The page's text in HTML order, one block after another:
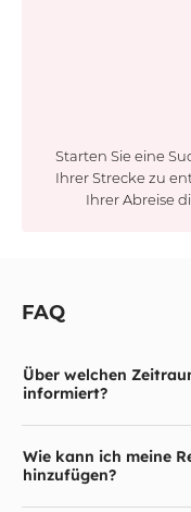
Starten Sie eine
Ihrer Strecke zu
Ihrer Abreise
FAQ
Über welchen
informiert?
Wie kann ich meine
hinzufügen?